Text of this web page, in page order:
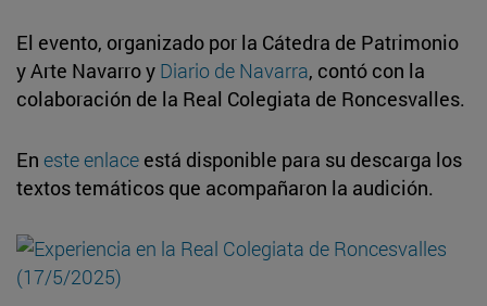
El evento, organizado por la Cátedra de Patrimonio
y Arte Navarro y Diario de Navarra, contó con la
colaboración de la Real Colegiata de Roncesvalles.
En este enlace está disponible para su descarga los
textos temáticos que acompañaron la audición.